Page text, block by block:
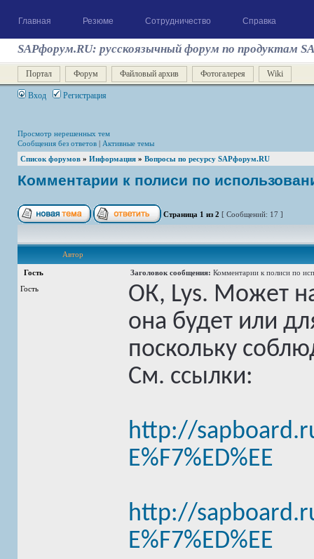
Главная Резюме Сотрудничество Справка
SAPфорум.RU: русскоязычный форум по продуктам
Портал Форум Файловый архив Фотогалерея Wiki
Вход Регистрация
Просмотр нерешенных тем
Сообщения без ответов | Активные темы
Список форумов » Информация » Вопросы по ресурсу SAPфорум.RU
Комментарии к полиси по
Страница 1 из 2 [ Сообщений: 17 ]
Автор
Гость Заголовок сообщения: Комментарии к полиси по
Гость
ОК, Lys. Может
она будет или
поскольку
См. ссылки:
http://
E%F7%ED%EE
http://
E%F7%ED%EE